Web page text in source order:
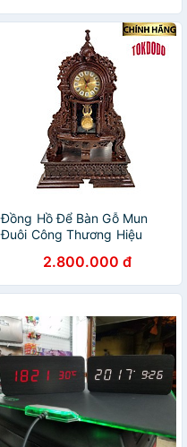
Đồng Hồ Để Bàn Gỗ Mun
Đuôi Công Thương Hiệu
2.800.000 đ